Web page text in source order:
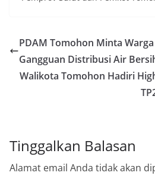
PDAM Tomohon Minta
Gangguan Distribusi Air
Walikota Tomohon Hadiri
Tinggalkan Balasan
Alamat email Anda tidak akan